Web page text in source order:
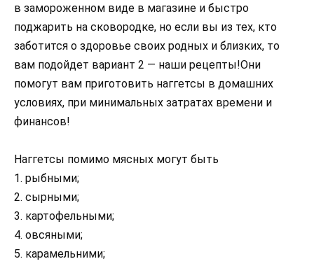
в замороженном виде в магазине и быстро
поджарить на сковородке, но если вы из тех, кто
заботится о здоровье своих родных и близких, то
вам подойдет вариант 2 — наши рецепты!Они
помогут вам приготовить наггетсы в домашних
условиях, при минимальных затратах времени и
финансов!
Наггетсы помимо мясных могут быть
1. рыбными;
2. сырными;
3. картофельными;
4. овсяными;
5. карамельними;